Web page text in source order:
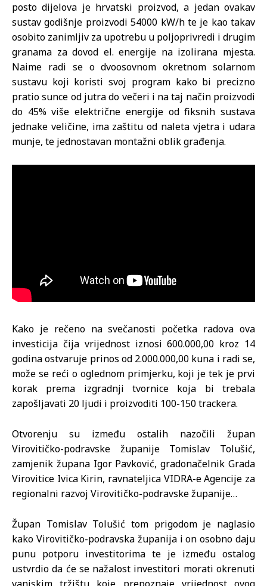
posto dijelova je hrvatski proizvod, a jedan ovakav
sustav godišnje proizvodi 54000 kW/h te je kao takav
osobito zanimljiv za upotrebu u poljoprivredi i drugim
granama za dovod el. energije na izolirana mjesta.
Naime radi se o dvoosovnom okretnom solarnom
sustavu koji koristi svoj program kako bi precizno
pratio sunce od jutra do večeri i na taj način proizvodi
do 45% više električne energije od fiksnih sustava
jednake veličine, ima zaštitu od naleta vjetra i udara
munje, te jednostavan montažni oblik građenja.
Kako je rečeno na svečanosti početka radova ova
investicija čija vrijednost iznosi 600.000,00 kroz 14
godina ostvaruje prinos od 2.000.000,00 kuna i radi se,
može se reći o oglednom primjerku, koji je tek je prvi
korak prema izgradnji tvornice koja bi trebala
zapošljavati 20 ljudi i proizvoditi 100-150 trackera.
Otvorenju su između ostalih nazočili župan
Virovitičko-podravske županije Tomislav Tolušić,
zamjenik župana Igor Pavković, gradonačelnik Grada
Virovitice Ivica Kirin, ravnateljica VIDRA-e Agencije za
regionalni razvoj Virovitičko-podravske županije…
Župan Tomislav Tolušić tom prigodom je naglasio
kako Virovitičko-podravska županija i on osobno daju
punu potporu investitorima te je između ostalog
ustvrdio da će se nažalost investitori morati okrenuti